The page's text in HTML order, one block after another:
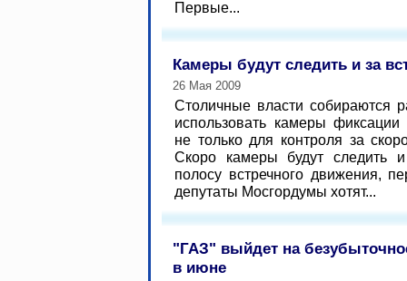
Первые...
Камеры будут следить и за
26 Мая 2009
Столичные власти собираются
использовать камеры
не только для контроля за
Скоро камеры будут следить
полосу встречного движения,
депутаты Мосгордумы хотят...
"ГАЗ" выйдет на
в июне